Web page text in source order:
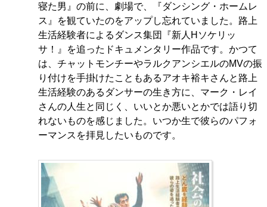
寝た男』の前に、劇場で、『ダンシング・ホームレ
ス』を観ていたのをアップし忘れていました。路上
生活経験者によるダンス集団『新人Hソケリッ
サ！』を追ったドキュメンタリー作品です。かつて
は、チャットモンチーやラルクアンシエルのMVの振
り付けを手掛けたこともあるアオキ裕キさんと路上
生活経験のあるダンサーの生き方に、マーク・レイ
さんの人生と同じく、いいとか悪いとかでは語り切
れないものを感じました。いつか生で彼らのパフォ
ーマンスを拝見したいものです。